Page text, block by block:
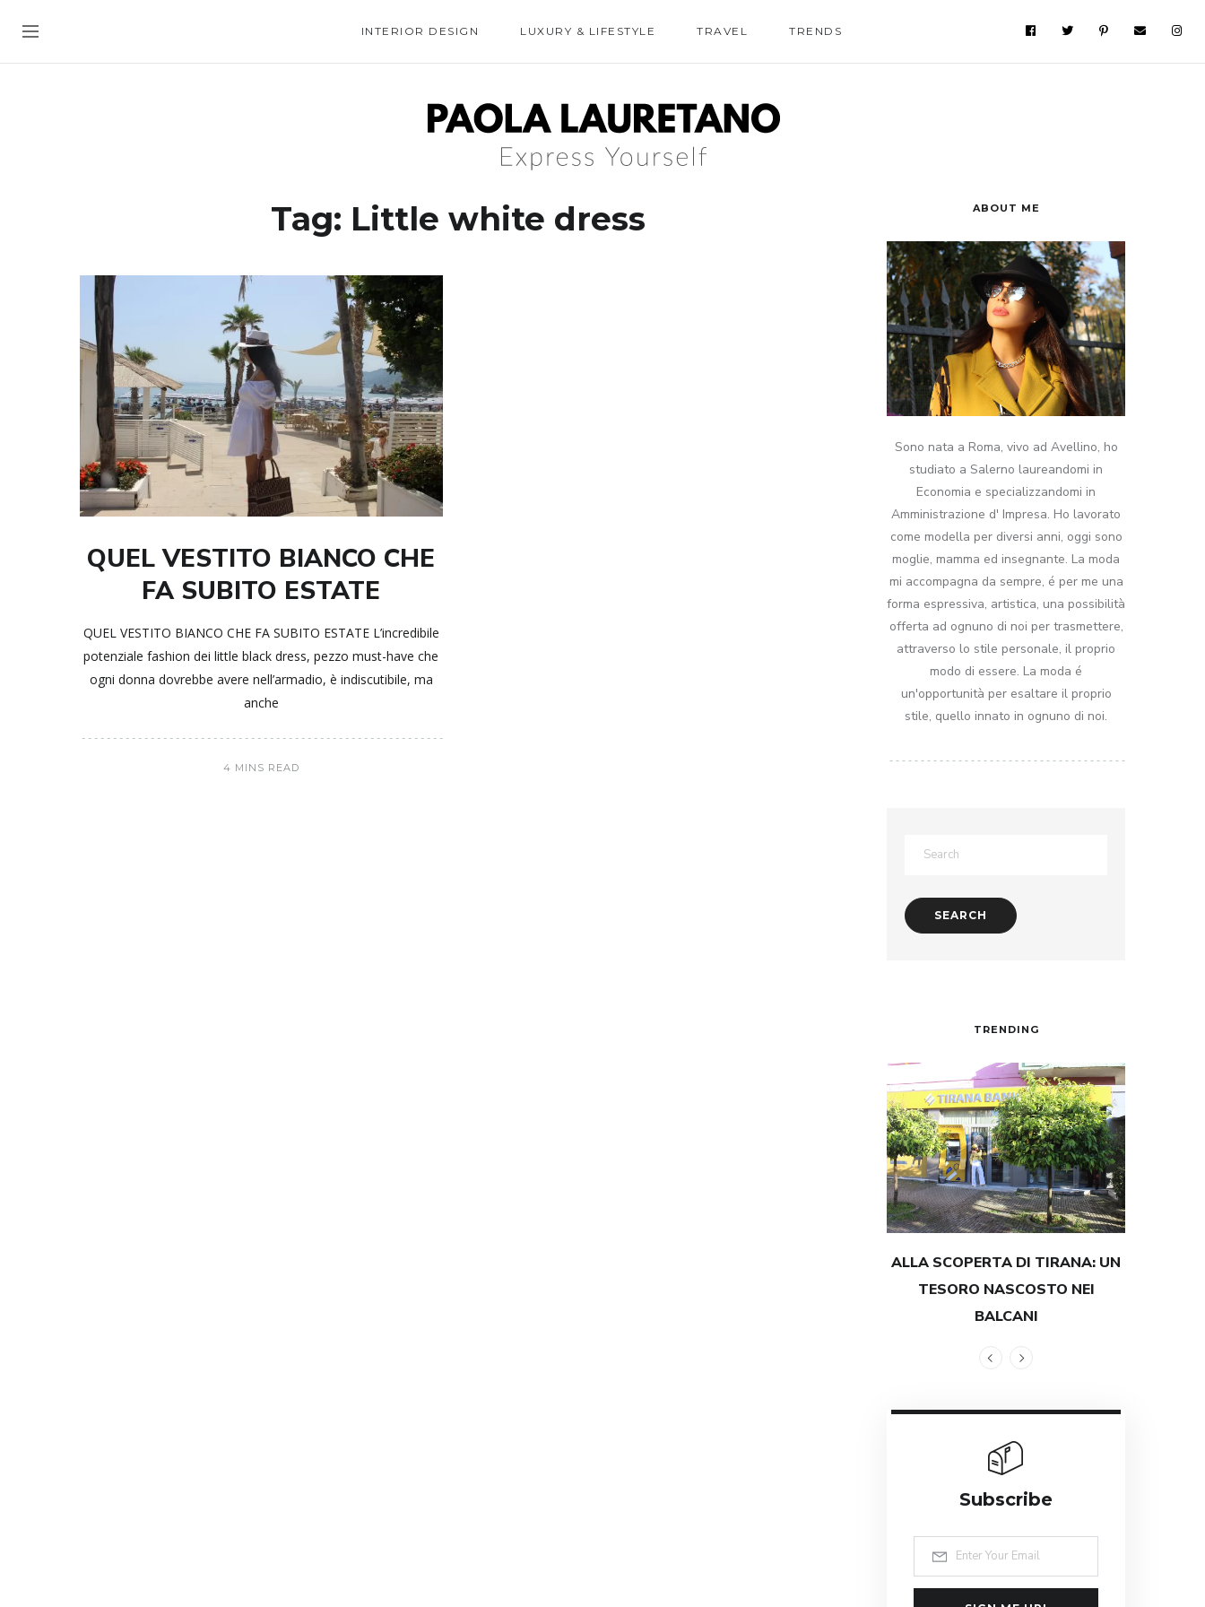
INTERIOR DESIGN LUXURY & LIFESTYLE TRAVEL TRENDS
Tag: Little white dress
QUEL VESTITO BIANCO CHE
FA SUBITO ESTATE
QUEL VESTITO BIANCO CHE FA SUBITO ESTATE L’incredibile
potenziale fashion dei little black dress, pezzo must-have che
ogni donna dovrebbe avere nell’armadio, è indiscutibile, ma
anche
4 MINS READ
ABOUT ME
Sono nata a Roma, vivo ad Avellino, ho
studiato a Salerno laureandomi in
Economia e specializzandomi in
Amministrazione d' Impresa. Ho lavorato
come modella per diversi anni, oggi sono
moglie, mamma ed insegnante. La moda
mi accompagna da sempre, é per me una
forma espressiva, artistica, una possibilità
offerta ad ognuno di noi per trasmettere,
attraverso lo stile personale, il proprio
modo di essere. La moda é
un'opportunità per esaltare il proprio
stile, quello innato in ognuno di noi.
TRENDING
ALLA SCOPERTA DI TIRANA: UN
TESORO NASCOSTO NEI
BALCANI
Subscribe